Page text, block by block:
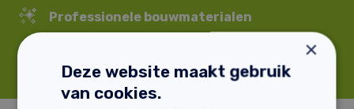
Professionele bouwmaterialen
×
Deze website maakt gebruik
van cookies.